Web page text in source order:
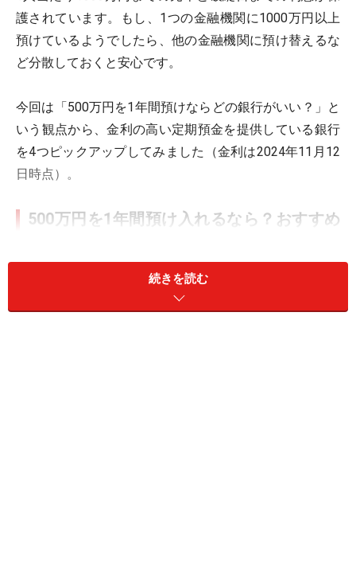
護されています。もし、1つの金融機関に1000万円以上
預けているようでしたら、他の金融機関に預け替えるな
ど分散しておくと安心です。
今回は「500万円を1年間預けならどの銀行がいい？」と
いう観点から、金利の高い定期預金を提供している銀行
を4つピックアップしてみました（金利は2024年11月12
日時点）。
500万円を1年間預け入れるなら？おすすめ
金利の高い順にご紹介していきます。
続きを読む